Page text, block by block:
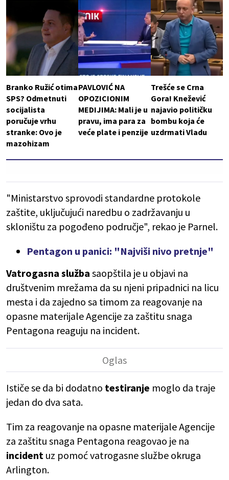
Branko Ružić otima
SPS? Odmetnuti
socijalista
poručuje vrhu
stranke: Ovo je
mazohizam
PAVLOVIĆ NA
OPOZICIONIM
MEDIJIMA: Mali je u
pravu, ima para za
veće plate i penzije
Trešće se Crna
Gora! Knežević
najavio političku
bombu koja će
uzdrmati Vladu
"Ministarstvo sprovodi standardne protokole
zaštite, uključujući naredbu o zadržavanju u
skloništu za pogođeno područje", rekao je Parnel.
Pentagon u panici: "Najviši nivo pretnje"
Vatrogasna služba saopštila je u objavi na
društvenim mrežama da su njeni pripadnici na licu
mesta i da zajedno sa timom za reagovanje na
opasne materijale Agencije za zaštitu snaga
Pentagona reaguju na incident.
Ističe se da bi dodatno testiranje moglo da traje
jedan do dva sata.
Tim za reagovanje na opasne materijale Agencije
za zaštitu snaga Pentagona reagovao je na
incident uz pomoć vatrogasne službe okruga
Arlington.